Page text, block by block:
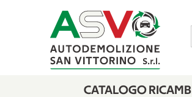
CATALOGO RICAMBI